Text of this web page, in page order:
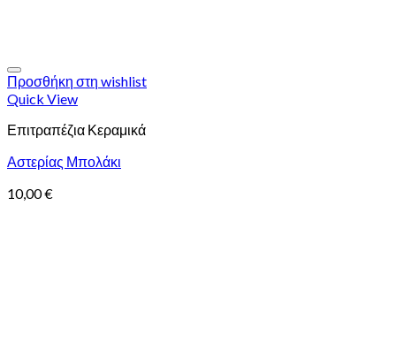
Προσθήκη στη wishlist
Quick View
Επιτραπέζια Κεραμικά
Αστερίας Μπολάκι
10,00€